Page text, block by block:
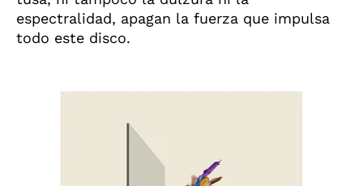
espectralidad, apagan la fuerza que impulsa
todo este disco.